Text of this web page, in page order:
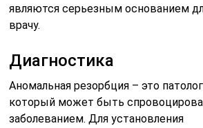
являются серьезным основанием
врачу.
Диагностика
Аномальная резорбция – это
который может быть
заболеванием. Для установления